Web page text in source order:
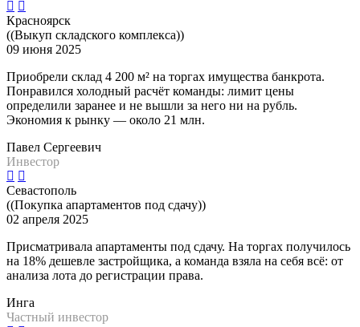
Красноярск
((Выкуп складского комплекса))
09 июня 2025
Приобрели склад 4 200 м² на торгах имущества банкрота.
Понравился холодный расчёт команды: лимит цены
определили заранее и не вышли за него ни на рубль.
Экономия к рынку — около 21 млн.
Павел Сергеевич
Инвестор
Севастополь
((Покупка апартаментов под сдачу))
02 апреля 2025
Присматривала апартаменты под сдачу. На торгах получилось
на 18% дешевле застройщика, а команда взяла на себя всё: от
анализа лота до регистрации права.
Инга
Частный инвестор